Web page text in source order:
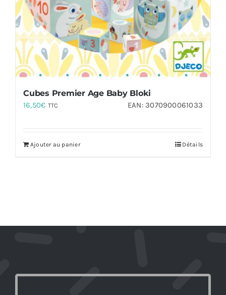
Cubes Premier Age Baby Bloki
16,50€ TTC EAN:3070900061033
Ajouter au panier Détails